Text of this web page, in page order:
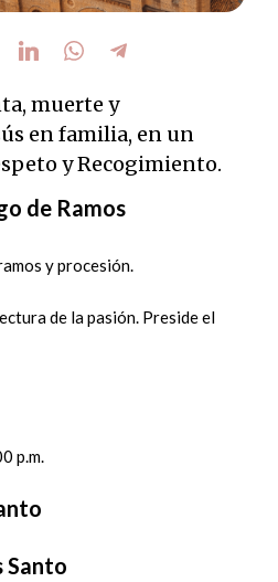
muerte y
en familia, en un
y Recogimiento.
de Ramos
y procesión.
de la pasión. Preside el
p.m.
Santo